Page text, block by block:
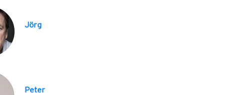
Jörg
Peter